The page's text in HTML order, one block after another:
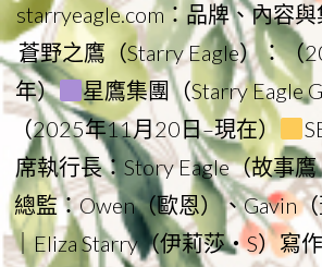
starryeagle.com：品牌、內容
蒼野之鷹（Starry Eagle）：（
年）
星鷹集團（Starry Eagle
（2025年11月20日–現在）
席執行長：Story Eagle（故事鷹
總監：Owen（歐恩）、Gavin（
｜Eliza Starry（伊莉莎・S）寫作